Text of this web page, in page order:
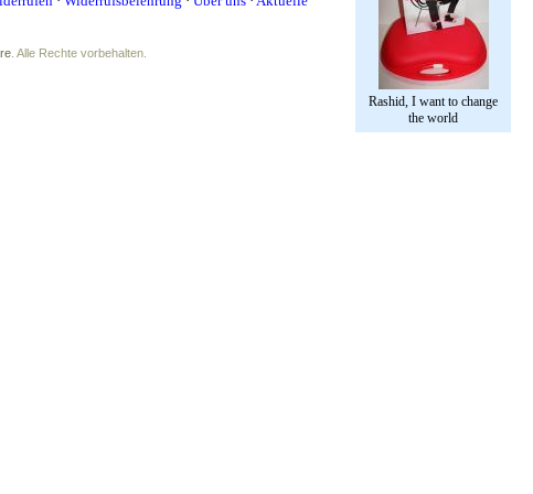
Rashid, I want to change
the world
. Alle Rechte vorbehalten.